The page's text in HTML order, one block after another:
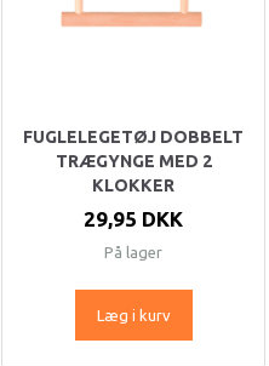
FUGLELEGETØJ DOBBELT
TRÆGYNGE MED 2
KLOKKER
29,95 DKK
På lager
Læg i kurv